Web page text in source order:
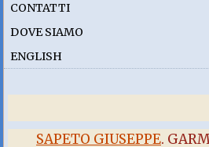
CONTATTI
DOVE SIAMO
ENGLISH
SAPETO GIUSEPPE.